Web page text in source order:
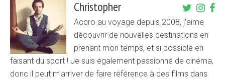
Christopher
Accro au voyage depuis 2008, j'aime
découvrir de nouvelles destinations en
prenant mon temps, et si possible en
faisant du sport ! Je suis également passionné de cinéma,
donc il peut m'arriver de faire référence à des films dans